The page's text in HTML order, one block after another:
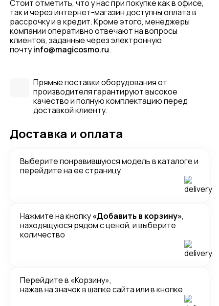
Стоит отметить, что у нас при покупке как в офисе,
так и через интернет-магазин доступны оплата в
рассрочку и в кредит. Кроме этого, менеджеры
компании оперативно отвечают на вопросы
клиентов, заданные через электронную
почтуinfo@magicosmo.ru.
Прямые поставки оборудования от
производителя гарантируют высокое
качество и полную комплектацию перед
доставкой клиенту.
Доставка и оплата
Выберите понравившуюся модель в каталоге и
перейдите на ее страницу
Нажмите на кнопку«Добавить в корзину»,
находящуюся рядом с ценой, и выберите
количество
Перейдите в «Корзину»,
нажав на значок в шапке сайта или в кнопке